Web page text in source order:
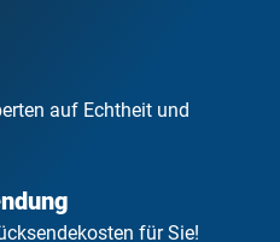
auf Echtheit und
für Sie!